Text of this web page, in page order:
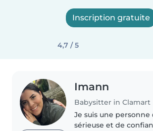
Inscription gratuite
4,7 / 5
Imann
Babysitter in Clamart
Je suis une personne
sérieuse et de